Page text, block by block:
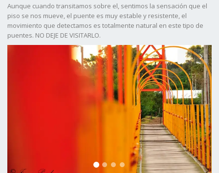
Aunque cuando transitamos sobre el, sentimos la sensación que el
piso se nos mueve, el puente es muy estable y resistente, el
movimiento que detectamos es totalmente natural en este tipo de
puentes. NO DEJE DE VISITARLO.